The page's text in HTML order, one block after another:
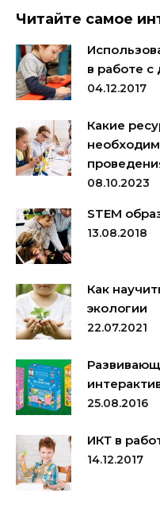
Читайте самое
в работе
04.12.2017
Какие
08.10.2023
STEM
13.08.2018
Как
экологии
22.07.2021
25.08.2016
ИКТ в
14.12.2017